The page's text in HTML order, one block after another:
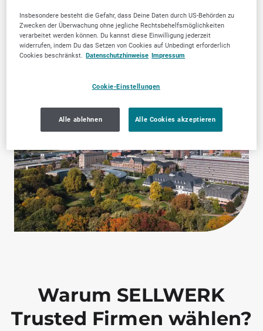
Warum SELLWERK
Trusted Firmen wählen?
Insbesondere besteht die Gefahr, dass Deine Daten durch US-Behörden zu
Zwecken der Überwachung ohne jegliche Rechtsbehelfsmöglichkeiten
verarbeitet werden können. Du kannst diese Einwilligung jederzeit
widerrufen, indem Du das Setzen von Cookies auf Unbedingt erforderlich
Cookies beschränkst. Datenschutzhinweise Impressum
Cookie-Einstellungen
Alle ablehnen Alle Cookies akzeptieren